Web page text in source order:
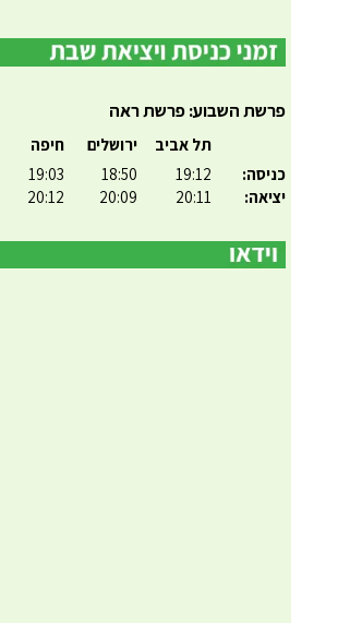
פרשת השבוע: פרשת ראה
כניסה:
יציאה:
תל אביב
19:12
20:11
ירושלים
18:50
20:09
חיפה
19:03
20:12